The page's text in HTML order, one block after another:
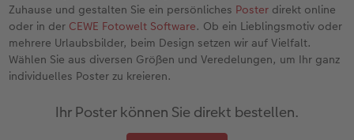
Foto-Kochbuch
Kundenbeispiele
Webinare
Sofortfotos
Fotos digitalisieren
Analog Services
Gallery Print
hexxas
Willkommensschild
Klappkarten
Fotokarten
Postkarten
Faber-Castell
Haustierwelt
Geschenkideen
CEWE myPhotos
Neuheiten
Kundenbeispiele
Zuhause und gestalten Sie ein persönliches Poster direkt online
oder in der CEWE Fotowelt Software. Ob ein Lieblingsmotiv oder
mehrere Urlaubsbilder, beim Design setzen wir auf Vielfalt.
Wählen Sie aus diversen Größen und Veredelungen, um Ihr ganz
individuelles Poster zu kreieren.
Ihr Poster können Sie direkt bestellen.